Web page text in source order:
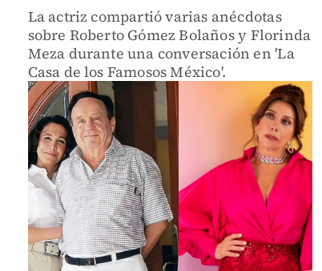
La actriz compartió varias anécdotas
sobre Roberto Gómez Bolaños y Florinda
Meza durante una conversación en 'La
Casa de los Famosos México'.